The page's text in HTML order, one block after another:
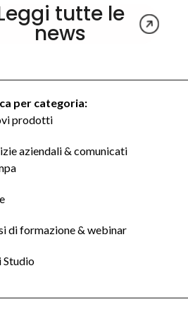
tutte le
news
per categoria:
prodotti
aziendali & comunicati
di formazione & webinar
Studio